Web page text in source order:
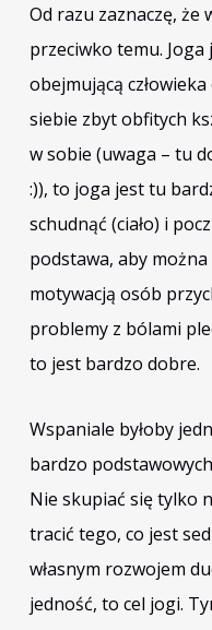
Od razu zaznaczę, że
przeciwko temu.
obejmującą człowieka
siebie zbyt obfitych
w sobie (uwaga – tu
:)), to joga jest tu
schudnąć (ciało) i
podstawa, aby można
motywacją osób
problemy z bólami
to jest bardzo dobre.
Wspaniale byłoby
bardzo
Nie skupiać się tylko
tracić tego, co jest
własnym rozwojem
jedność, to cel jogi.